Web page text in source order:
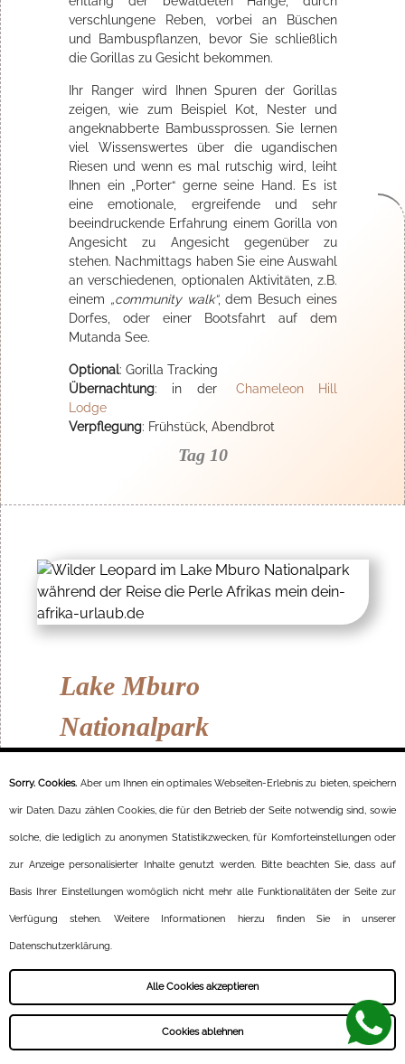
verschlungene Reben, vorbei an Büschen
und Bambuspflanzen, bevor Sie schließlich
die Gorillas zu Gesicht bekommen.
Ihr Ranger wird Ihnen Spuren der Gorillas
zeigen, wie zum Beispiel Kot, Nester und
angeknabberte Bambussprossen. Sie lernen
viel Wissenswertes über die ugandischen
Riesen und wenn es mal rutschig wird, leiht
Ihnen ein „Porter“ gerne seine Hand. Es ist
eine emotionale, ergreifende und sehr
beeindruckende Erfahrung einem Gorilla von
Angesicht zu Angesicht gegenüber zu
stehen. Nachmittags haben Sie eine Auswahl
an verschiedenen, optionalen Aktivitäten, z.B.
einem „community walk“, dem Besuch eines
Dorfes, oder einer Bootsfahrt auf dem
Mutanda See.
Optional: Gorilla Tracking
Übernachtung: in der
Chameleon Hill
Lodge
Verpflegung: Frühstück, Abendbrot
Tag 10
Lake Mburo
Nationalpark
Mburo Nationalpark. Dieser Nationalpark hat
im Vergleich zu anderen Parks und
bietet die beste Gelegenheit, um
Elentantilopen sowie Zebras, Giraffen, Topis,
Sie Nilpferde, Krokodile und eine große
Vielfalt an Wasservögeln bewundern. Nach
Ihrer Ankunft am Nachmittag, brechen Sie
mit ihrem Reiseleiter zu einer umfangreichen
Pirschfahrt durch den Nationalpark
frühen Abend kommen die Flusspferde für
Sorry. Cookies. Aber um Ihnen ein optimales Webseiten-Erlebnis zu bieten, speichern
wir Daten. Dazu zählen Cookies, die für den Betrieb der Seite notwendig sind, sowie
solche, die lediglich zu anonymen Statistikzwecken, für Komforteinstellungen oder
zur Anzeige personalisierter Inhalte genutzt werden. Bitte beachten Sie, dass auf
Basis Ihrer Einstellungen womöglich nicht mehr alle Funktionalitäten der Seite zur
Verfügung stehen. Weitere Informationen hierzu finden Sie in unserer
Datenschutzerklärung.
Alle Cookies akzeptieren
Cookies ablehnen